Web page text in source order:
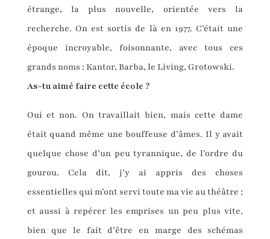
étrange, la plus nouvelle, orientée vers la
recherche. On est sortis de là en 1977. C’était une
époque incroyable, foisonnante, avec tous ces
grands noms : Kantor, Barba, le Living, Grotowski.
As-tu aimé faire cette école ?
Oui et non. On travaillait bien, mais cette dame
était quand même une bouffeuse d’âmes. Il y avait
quelque chose d’un peu tyrannique, de l’ordre du
gourou. Cela dit, j’y ai appris des choses
essentielles qui m’ont servi toute ma vie au théâtre ;
et aussi à repérer les emprises un peu plus vite,
bien que le fait d’être en marge des schémas